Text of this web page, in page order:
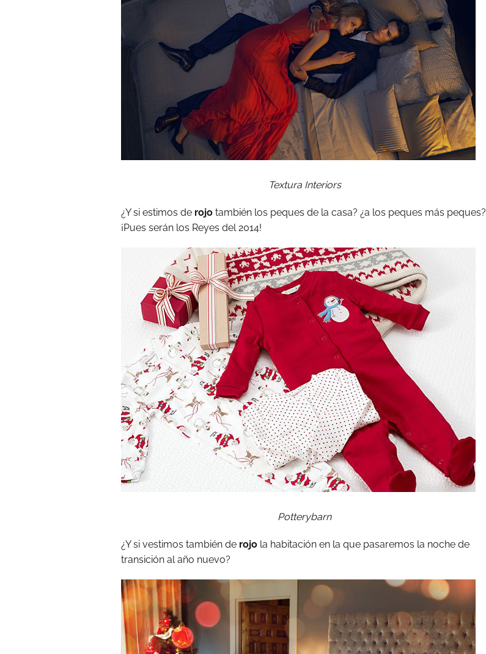
Textura Interiors
¿Y si estimos de rojo también los peques de la casa? ¿a los peques más peques?
¡Pues serán los Reyes del 2014!
Potterybarn
¿Y si vestimos también de rojo la habitación en la que pasaremos la noche de
transición al año nuevo?